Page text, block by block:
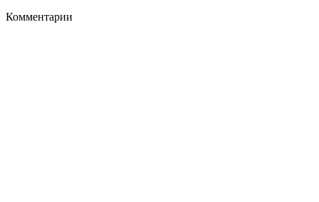
Комментарии